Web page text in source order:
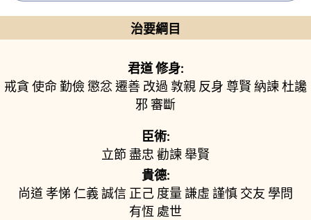
治要綱目
君道 修身:
戒貪使命勤儉懲忿 遷善 改過 敦親 反身 尊賢納諫 杜讒
邪 審斷
臣術:
立節盡忠 勸諫 舉賢
貴德:
尚道 孝悌 仁義 誠信 正己 度量 謙虛 謹慎 交友 學問
有恆 處世